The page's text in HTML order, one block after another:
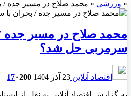
» ورزشی » محمد صلاح در مسیر جده
محمد صلاح در مسیر جده /
سرمربی حل شد؟
اقتصاد آنلاین 23 آذر 1404 17۰200
به گزارش اقتصاد آنلاین به نقل از